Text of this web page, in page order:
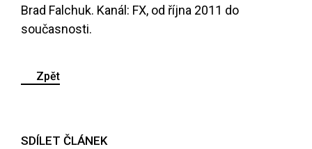
Brad Falchuk. Kanál: FX, od října 2011 do
současnosti.
Zpět
SDÍLET ČLÁNEK